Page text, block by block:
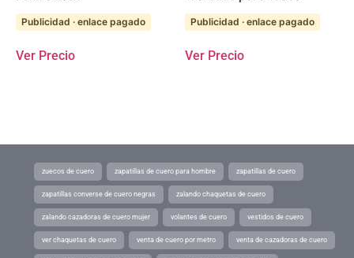
Publicidad · enlace pagado
Ver Precio
Publicidad · enlace pagado
Ver Precio
zuecos de cuero zapatillas de cuero para hombre zapatillas de cuero
zapatillas converse de cuero negras zalando chaquetas de cuero
zalando cazadoras de cuero mujer volantes de cuero vestidos de cuero
ver chaquetas de cuero venta de cuero por metro venta de cazadoras de cuero